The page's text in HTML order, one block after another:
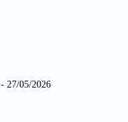
- 27/05/2026